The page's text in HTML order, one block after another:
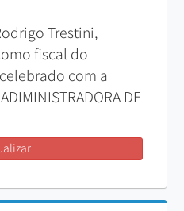
Trestini,
fiscal do
com a
DE